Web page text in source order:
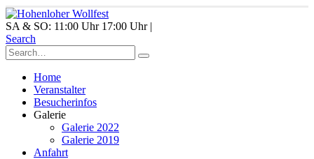
SA & SO: 11:00 Uhr 17:00 Uhr |
Search
Home
Veranstalter
Besucherinfos
Galerie
Galerie 2022
Galerie 2019
Anfahrt